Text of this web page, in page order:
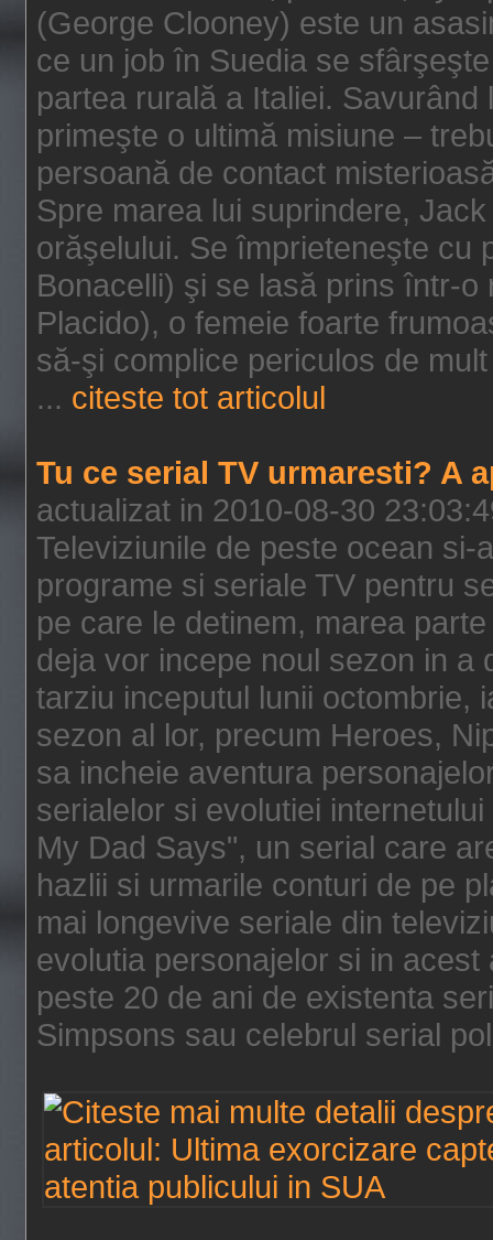
(George Clooney) este un
ce un job în Suedia se
partea rurală a Italiei.
primeşte o ultimă misiune –
persoană de contact
Spre marea lui suprindere,
orăşelului. Se împrieteneşte cu
Bonacelli) şi se lasă prins într-
Placido), o femeie foarte
să-şi complice periculos de
... citeste tot articolul
Tu ce serial TV urmaresti? A
actualizat in 2010-08-30
Televiziunile de peste ocean si-
programe si seriale TV pentru
pe care le detinem, marea
deja vor incepe noul sezon in a
tarziu inceputul lunii octombrie,
sezon al lor, precum Heroes,
sa incheie aventura
serialelor si evolutiei
My Dad Says", un serial care
hazlii si urmarile conturi de pe
mai longevive seriale din
evolutia personajelor si in
peste 20 de ani de existenta
Simpsons sau celebrul serial